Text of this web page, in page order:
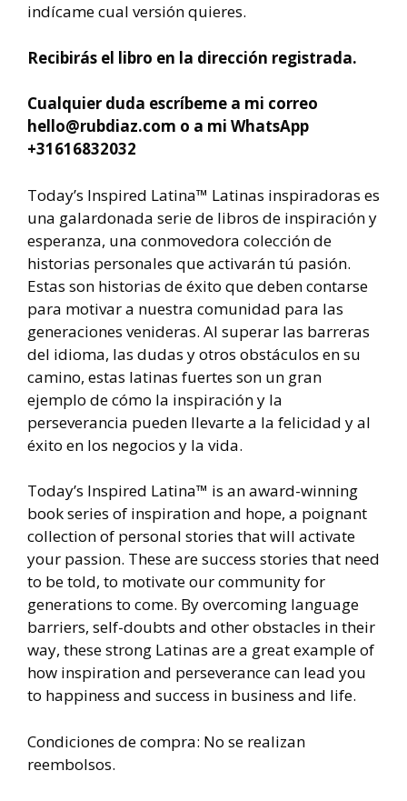
indícame cual versión quieres.
Recibirás el libro en la dirección registrada.
Cualquier duda escríbeme a mi correo
hello@rubdiaz.com o a mi WhatsApp
+31616832032
Today’s Inspired Latina™ Latinas inspiradoras es
una galardonada serie de libros de inspiración y
esperanza, una conmovedora colección de
historias personales que activarán tú pasión.
Estas son historias de éxito que deben contarse
para motivar a nuestra comunidad para las
generaciones venideras. Al superar las barreras
del idioma, las dudas y otros obstáculos en su
camino, estas latinas fuertes son un gran
ejemplo de cómo la inspiración y la
perseverancia pueden llevarte a la felicidad y al
éxito en los negocios y la vida.
Today’s Inspired Latina™ is an award-winning
book series of inspiration and hope, a poignant
collection of personal stories that will activate
your passion. These are success stories that need
to be told, to motivate our community for
generations to come. By overcoming language
barriers, self-doubts and other obstacles in their
way, these strong Latinas are a great example of
how inspiration and perseverance can lead you
to happiness and success in business and life.
Condiciones de compra: No se realizan
reembolsos.